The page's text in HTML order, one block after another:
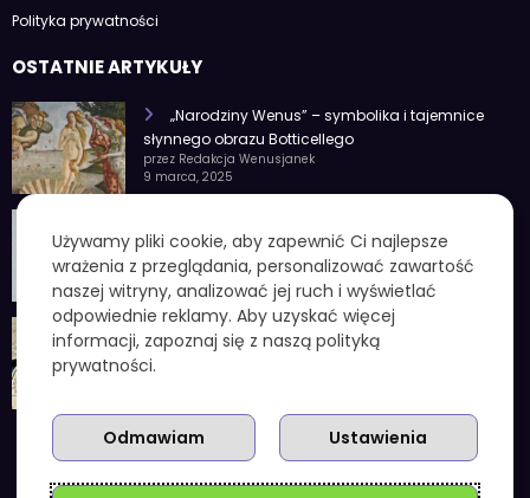
Polityka prywatności
OSTATNIE ARTYKUŁY
„Narodziny Wenus” – symbolika i tajemnice
słynnego obrazu Botticellego
przez Redakcja Wenusjanek
9 marca, 2025
cechy osobowości
przez Redakcja Wenusjanek
4 lutego, 2025
1 kuna ile to zł – aktualny przelicznik, koniec
chorwackiej waluty i praktyczne wskazówki
przez Redakcja Wenusjanek
Używamy pliki cookie, aby zapewnić Ci najlepsze
wrażenia z przeglądania, personalizować zawartość
naszej witryny, analizować jej ruch i wyświetlać
odpowiednie reklamy. Aby uzyskać więcej
informacji, zapoznaj się z naszą polityką
prywatności.
Ustawienia
Odmawiam